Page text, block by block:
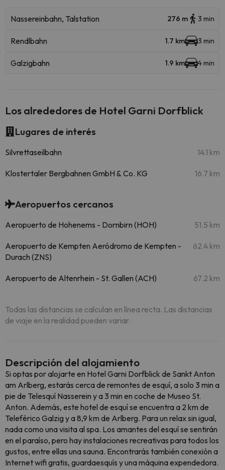
Nassereinbahn, Talstation 276 m 3 min
Rendlbahn 1.7 km 3 min
Galzigbahn 1.9 km 4 min
Los alrededores de Hotel Garni Dorfblick
Lugares de interés
Silvrettaseilbahn 14.1 km
Klostertaler Bergbahnen GmbH & Co. KG 16.7 km
Aeropuertos cercanos
Aeropuerto de Hohenems - Dornbirn (HOH) 51.5 km
Aeropuerto de Kempten Aeródromo de Kempten -
Durach (ZNS)
62.4 km
Aeropuerto de Altenrhein - St. Gallen (ACH) 67.2 km
Todas las distancias se calculan en línea recta. Las distancias
de viaje en la realidad pueden variar.
Descripción del alojamiento
Si optas por alojarte en Hotel Garni Dorfblick de Sankt Anton
am Arlberg, estarás cerca de remontes de esquí, a solo 3 min a
pie de Telesquí Nasserein y a 3 min en coche de Museo St.
Anton. Además, este hotel de esquí se encuentra a 2 km de
Teleférico Galzig y a 8,9 km de Arlberg. Para un relax sin igual,
nada como una visita al spa. Los amantes del esquí se sentirán
en el paraíso, pero hay instalaciones recreativas para todos los
gustos, entre ellas una sauna. Encontrarás también conexión a
Internet wifi gratis, guardaesquís y una máquina expendedora.